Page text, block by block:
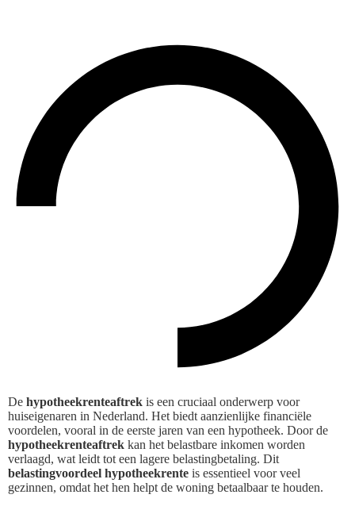
De hypotheekrenteaftrek is een cruciaal onderwerp voor
huiseigenaren in Nederland. Het biedt aanzienlijke financiële
voordelen, vooral in de eerste jaren van een hypotheek. Door de
hypotheekrenteaftrek kan het belastbare inkomen worden
verlaagd, wat leidt tot een lagere belastingbetaling. Dit
belastingvoordeel hypotheekrente is essentieel voor veel
gezinnen, omdat het hen helpt de woning betaalbaar te houden.